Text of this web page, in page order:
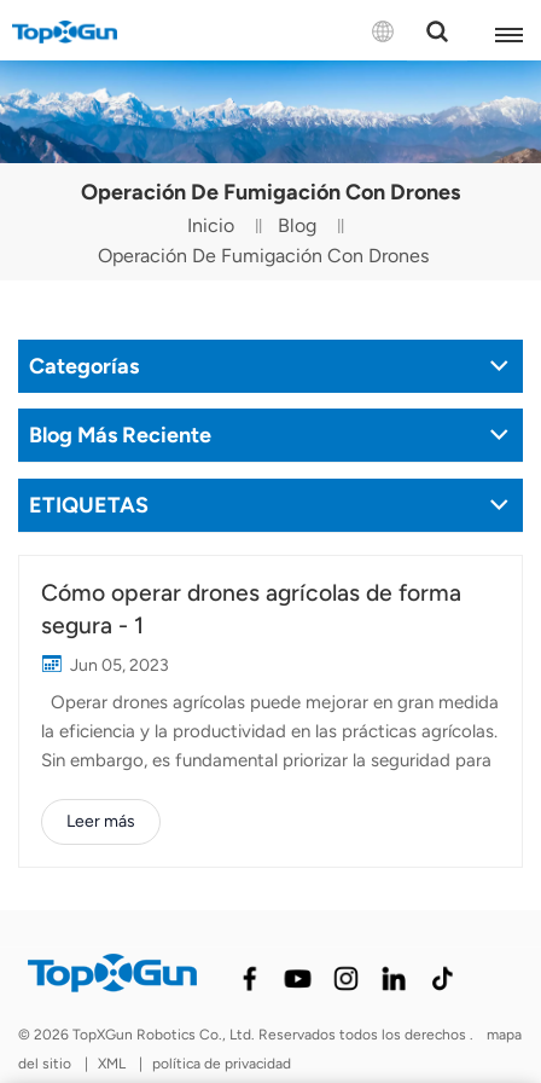
CONTÁCTENOS
English
Español
Русский
Tiếng Việt
Operación De Fumigación Con Drones
Inicio
Blog
Operación De Fumigación Con Drones
Categorías
Blog Más Reciente
ETIQUETAS
Cómo operar drones agrícolas de forma
segura - 1
Jun 05, 2023
Operar drones agrícolas puede mejorar en gran medida
la eficiencia y la productividad en las prácticas agrícolas.
Sin embargo, es fundamental priorizar la seguridad para
personas y propiedades. En este artículo, le
proporcionaremos consejos y precauciones esenciales
comienzo seguro: Confirme el nivel de la batería RC para
garantizar la energía suficiente para el vuelo. Verifique el
control y una maniobrabilidad adecuados. Elija una
Leer más
© 2026 TopXGun Robotics Co., Ltd. Reservados todos los derechos .
mapa
del sitio
| XML | política de privacidad